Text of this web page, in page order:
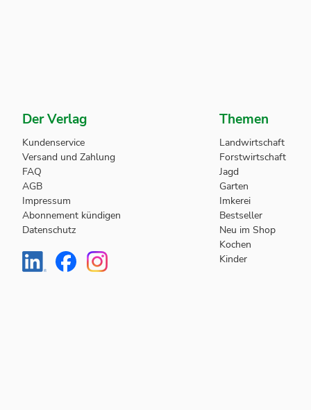
Der Verlag
Kundenservice
Versand und Zahlung
FAQ
AGB
Impressum
Abonnement kündigen
Datenschutz
Themen
Landwirtschaft
Forstwirtschaft
Jagd
Garten
Imkerei
Bestseller
Neu im Shop
Kochen
Kinder